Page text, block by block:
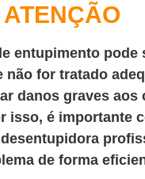
ATENÇÃO
entupimento pode
não for tratado
danos graves aos
isso, é importante
de forma